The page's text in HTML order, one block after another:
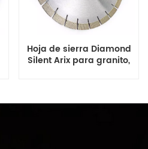
Hoja de sierra Diamond
Silent Arix para granito,